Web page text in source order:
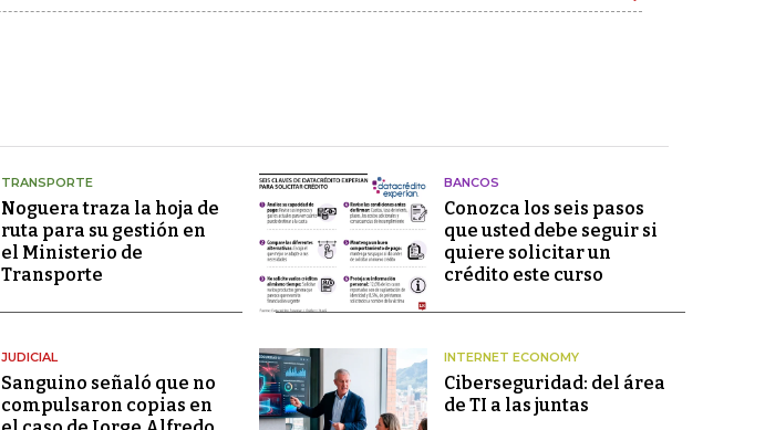
TRANSPORTE
Noguera traza la hoja de
ruta para su gestión en
el Ministerio de
Transporte
BANCOS
Conozca los seis pasos
que usted debe seguir si
quiere solicitar un
crédito este curso
JUDICIAL
Sanguino señaló que no
compulsaron copias en
INTERNET ECONOMY
Ciberseguridad: del área
de TI a las juntas